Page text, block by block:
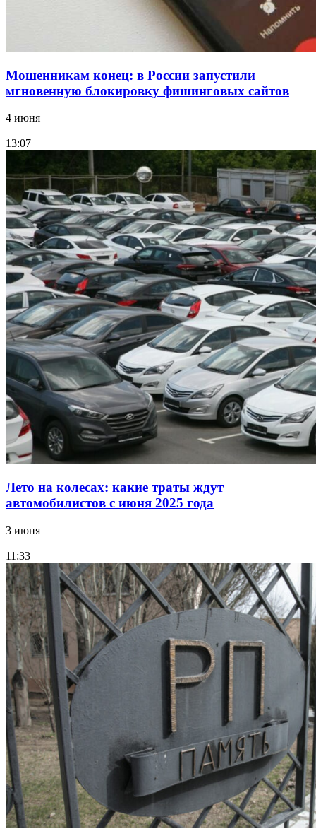
Мошенникам конец: в России запустили
мгновенную блокировку фишинговых сайтов
4 июня
13:07
Лето на колесах: какие траты ждут
автомобилистов с июня 2025 года
3 июня
11:33